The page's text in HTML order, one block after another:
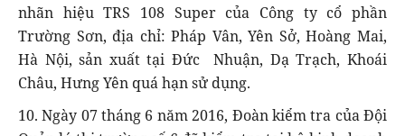
nhãn hiệu TRS 108 Super của Công ty cổ phần
Trường Sơn, địa chỉ: Pháp Vân, Yên Sở, Hoàng Mai,
Hà Nội, sản xuất tại Đức Nhuận, Dạ Trạch, Khoái
Châu, Hưng Yên quá hạn sử dụng.
10. Ngày 07 tháng 6 năm 2016, Đoàn kiểm tra của Đội